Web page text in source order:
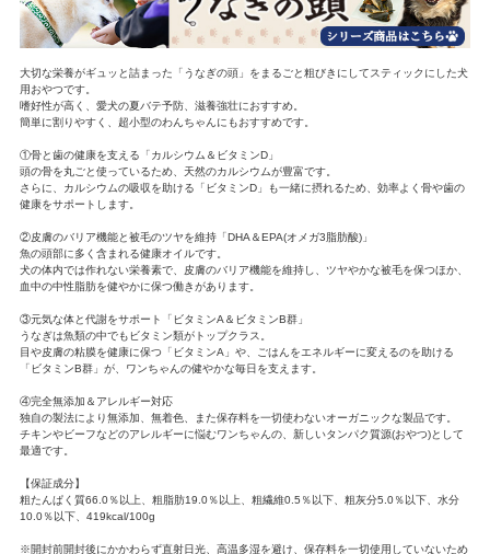
大切な栄養がギュッと詰まった「うなぎの頭」をまるごと粗びきにしてスティックにした犬
用おやつです。
嗜好性が高く、愛犬の夏バテ予防、滋養強壮におすすめ。
簡単に割りやすく、超小型のわんちゃんにもおすすめです。
①骨と歯の健康を支える「カルシウム＆ビタミンD」
頭の骨を丸ごと使っているため、天然のカルシウムが豊富です。
さらに、カルシウムの吸収を助ける「ビタミンD」も一緒に摂れるため、効率よく骨や歯の
健康をサポートします。
②皮膚のバリア機能と被毛のツヤを維持「DHA＆EPA(オメガ3脂肪酸)」
魚の頭部に多く含まれる健康オイルです。
犬の体内では作れない栄養素で、皮膚のバリア機能を維持し、ツヤやかな被毛を保つほか、
血中の中性脂肪を健やかに保つ働きがあります。
③元気な体と代謝をサポート「ビタミンA＆ビタミンB群」
うなぎは魚類の中でもビタミン類がトップクラス。
目や皮膚の粘膜を健康に保つ「ビタミンA」や、ごはんをエネルギーに変えるのを助ける
「ビタミンB群」が、ワンちゃんの健やかな毎日を支えます。
④完全無添加＆アレルギー対応
独自の製法により無添加、無着色、また保存料を一切使わないオーガニックな製品です。
チキンやビーフなどのアレルギーに悩むワンちゃんの、新しいタンパク質源(おやつ)として
最適です。
【保証成分】
粗たんぱく質66.0％以上、粗脂肪19.0％以上、粗繊維0.5％以下、粗灰分5.0％以下、水分
10.0％以下、419kcal/100g
※開封前開封後にかかわらず直射日光、高温多湿を避け、保存料を一切使用していないため